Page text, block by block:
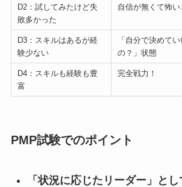
D2：試してみたけど失
敗多かった
自信が無くて怖
D3：スキルはあるが経
験少ない
「自分で決めて
の？」状態
D4：スキルも経験も豊
富
完全戦力！
PMP試験でのポイント
「状況に応じたリーダー」と